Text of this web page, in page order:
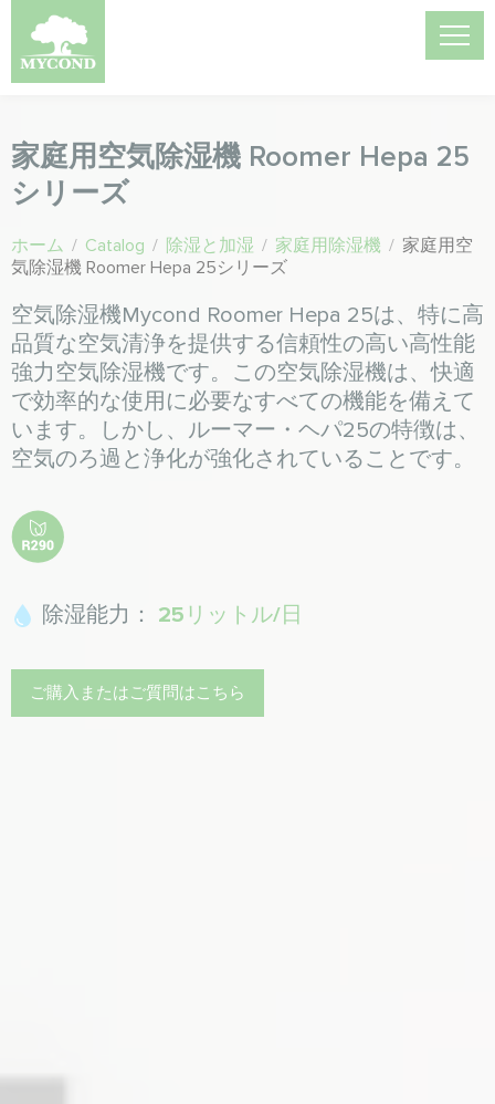
家庭用空気除湿機 Roomer Hepa 25
シリーズ
ホーム / Catalog / 除湿と加湿 / 家庭用除湿機 / 家庭用空
気除湿機 Roomer Hepa 25シリーズ
空気除湿機Mycond Roomer Hepa 25は、特に高
品質な空気清浄を提供する信頼性の高い高性能
強力空気除湿機です。この空気除湿機は、快適
で効率的な使用に必要なすべての機能を備えて
います。しかし、ルーマー・ヘパ25の特徴は、
空気のろ過と浄化が強化されていることです。
除湿能力： 25リットル/日
ご購入またはご質問はこちら